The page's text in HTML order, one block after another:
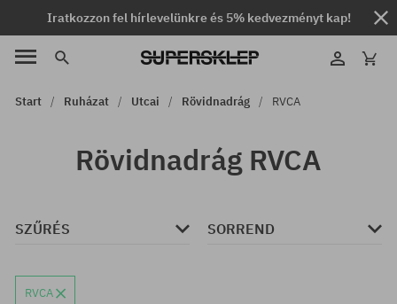
Iratkozzon fel hírlevelünkre és 5% kedvezményt kap!
Start Ruházat Utcai Rövidnadrág RVCA
Rövidnadrág RVCA
SZŰRÉS SORREND
RVCA